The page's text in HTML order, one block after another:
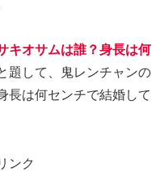
キオサムは誰？身長は何
題して、鬼レンチャンの
長は何センチで結婚して
ンク